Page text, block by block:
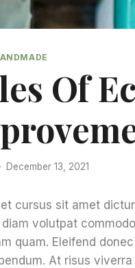
Of
December 13, 2021
cursus sit amet
volutpat
quam. Eleifend
At risus